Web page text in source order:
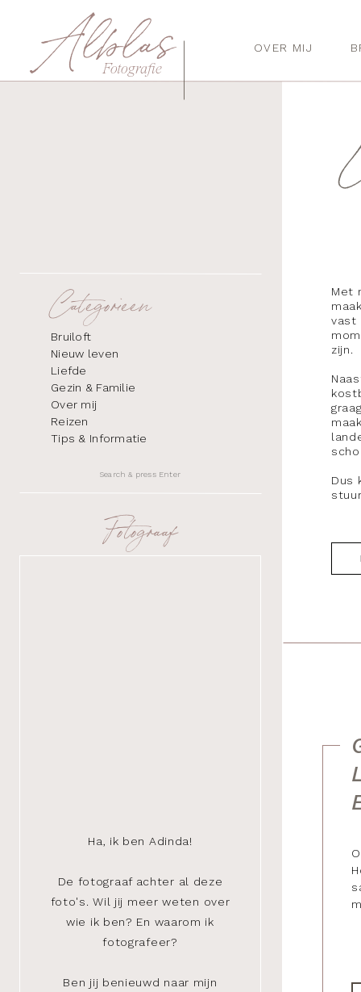
OVER MIJ
Fotografie
Alblas
Tips & Informatie
Reizen
Over mij
Gezin & Familie
Liefde
Nieuw leven
Bruiloft
Categorieen
Ha, ik ben Adinda!
De fotograaf achter al deze
foto's. Wil jij meer weten over
wie ik ben? En waarom ik
fotografeer?
Ben jij benieuwd naar mijn
Fotograaf
Met
vast
zijn.
Dus